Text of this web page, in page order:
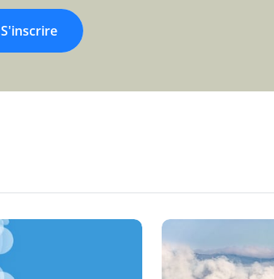
S'inscrire